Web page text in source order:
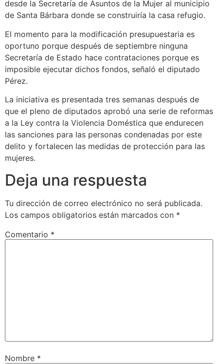
desde la Secretaría de Asuntos de la Mujer al municipio
de Santa Bárbara donde se construiría la casa refugio.
El momento para la modificación presupuestaria es
oportuno porque después de septiembre ninguna
Secretaría de Estado hace contrataciones porque es
imposible ejecutar dichos fondos, señaló el diputado
Pérez.
La iniciativa es presentada tres semanas después de
que el pleno de diputados aprobó una serie de reformas
a la Ley contra la Violencia Doméstica que endurecen
las sanciones para las personas condenadas por este
delito y fortalecen las medidas de protección para las
mujeres.
Deja una respuesta
Tu dirección de correo electrónico no será publicada.
Los campos obligatorios están marcados con *
Comentario *
Nombre *